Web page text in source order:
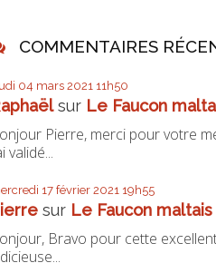
COMMENTAIRES
04 mars 2021 11h50
sur Le Faucon
Pierre, merci pour votre
validé...
17 février 2021 19h55
sur Le Faucon maltais
Bravo pour cette